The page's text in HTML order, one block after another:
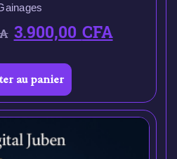
3.900,00CFA
au panier